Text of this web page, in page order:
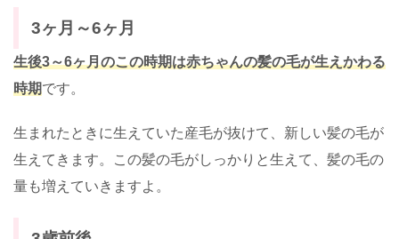
3ヶ月～6ヶ月
生後3～6ヶ月のこの時期は赤ちゃんの髪の毛が生えかわる
時期です。
生まれたときに生えていた産毛が抜けて、新しい髪の毛が
生えてきます。この髪の毛がしっかりと生えて、髪の毛の
量も増えていきますよ。